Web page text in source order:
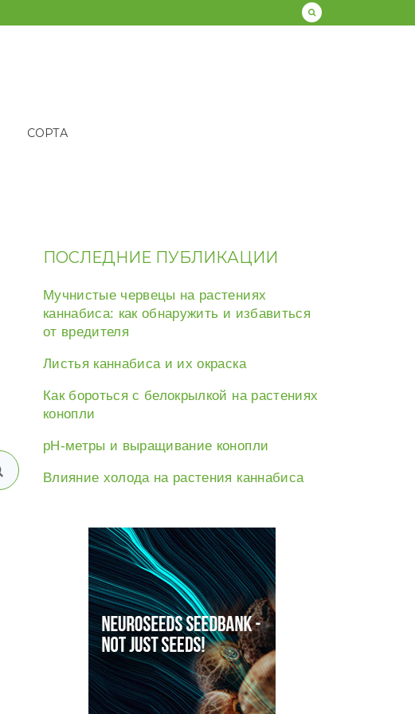
СОРТА
поиске:
ПОСЛЕДНИЕ ПУБЛИКАЦИИ
Мучнистые червецы на растениях
каннабиса: как обнаружить и избавиться
от вредителя
Листья каннабиса и их окраска
Как бороться с белокрылкой на растениях
конопли
рН-метры и выращивание конопли
Влияние холода на растения каннабиса